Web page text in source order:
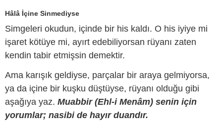
Hâlâ İçine Sinmediyse
Simgeleri okudun, içinde bir his kaldı. O his iyiye mi
işaret kötüye mi, ayırt edebiliyorsan rüyanı zaten
kendin tabir etmişsin demektir.
Ama karışık geldiyse, parçalar bir araya gelmiyorsa,
ya da içine bir kuşku düştüyse, rüyanı olduğu gibi
aşağıya yaz. Muabbir (Ehl-i Menâm) senin için
yorumlar; nasibi de hayır duandır.